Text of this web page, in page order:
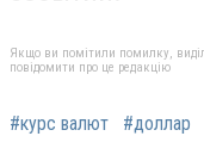
Якщо ви помітили помилку,
повідомити про це редакцію
#курс валют #доллар